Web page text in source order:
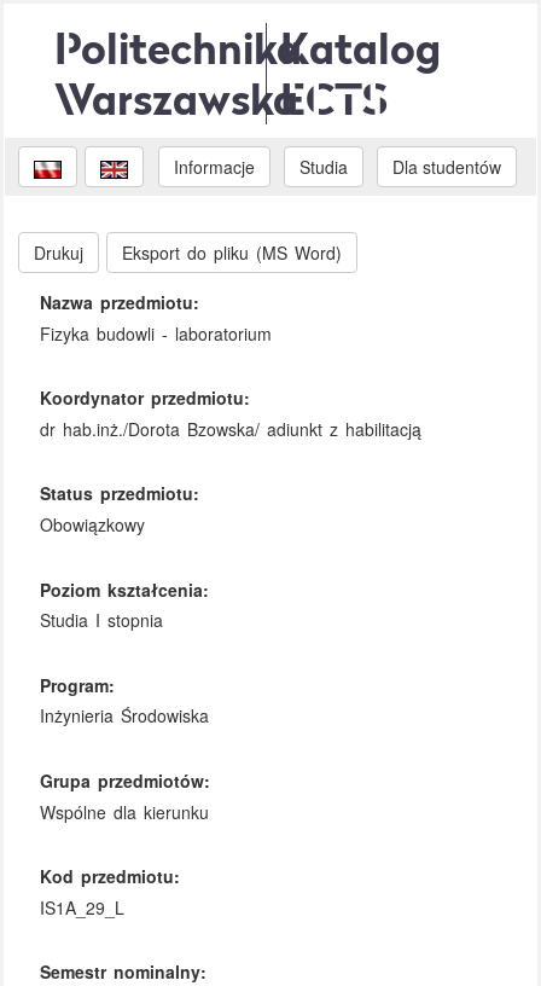
Politechnika
Warszawska
Katalog
ECTS
Informacje Studia Dla studentów
Drukuj Eksport do pliku (MS Word)
Nazwa przedmiotu:
Fizyka budowli - laboratorium
Koordynator przedmiotu:
dr hab.inż./Dorota Bzowska/ adiunkt z habilitacją
Status przedmiotu:
Obowiązkowy
Poziom kształcenia:
Studia I stopnia
Program:
Inżynieria Środowiska
Grupa przedmiotów:
Wspólne dla kierunku
Kod przedmiotu:
IS1A_29_L
Semestr nominalny: